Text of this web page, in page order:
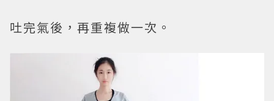
吐完氣後，再重複做一次。